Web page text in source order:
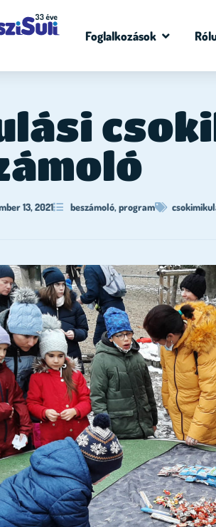
Foglalkozások
13, 2021 beszámoló, program